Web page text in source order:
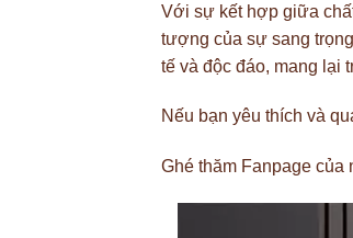
Với sự kết hợp giữa
tượng của sự sang
tế và độc đáo, mang lại
Nếu bạn yêu thích và
Ghé thăm Fanpage của